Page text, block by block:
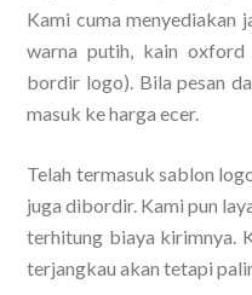
Kami cuma menyediakan
warna putih, kain
bordir logo). Bila pesan
masuk ke harga ecer.
Telah termasuk sablon
juga dibordir. Kami pun
terhitung biaya kirimnya.
terjangkau akan tetapi